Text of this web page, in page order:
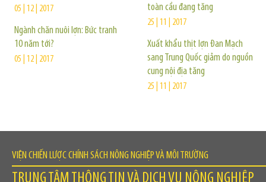
05 | 12 | 2017
Ngành chăn nuôi lợn: Bức tranh
10 năm tới?
05 | 12 | 2017
toàn cầu đang tăng
25 | 11 | 2017
Xuất khẩu thịt lợn Đan Mạch
sang Trung Quốc giảm do nguồn
cung nội địa tăng
25 | 11 | 2017
VIỆN CHIẾN LƯỢC CHÍNH SÁCH NÔNG NGHIỆP VÀ MÔI TRƯỜNG
TRUNG TÂM THÔNG TIN VÀ DỊCH VỤ NÔNG NGHIỆP